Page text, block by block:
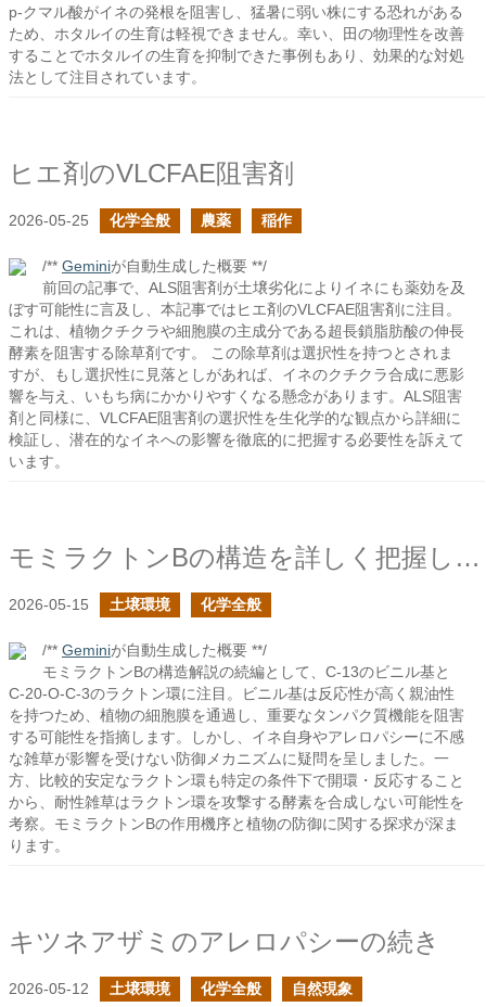
p-クマル酸がイネの発根を阻害し、猛暑に弱い株にする恐れがある
ため、ホタルイの生育は軽視できません。幸い、田の物理性を改善
することでホタルイの生育を抑制できた事例もあり、効果的な対処
法として注目されています。
ヒエ剤のVLCFAE阻害剤
2026-05-25 化学全般 農薬 稲作
/** Geminiが自動生成した概要 **/
前回の記事で、ALS阻害剤が土壌劣化によりイネにも薬効を及
ぼす可能性に言及し、本記事ではヒエ剤のVLCFAE阻害剤に注目。
これは、植物クチクラや細胞膜の主成分である超長鎖脂肪酸の伸長
酵素を阻害する除草剤です。 この除草剤は選択性を持つとされま
すが、もし選択性に見落としがあれば、イネのクチクラ合成に悪影
響を与え、いもち病にかかりやすくなる懸念があります。ALS阻害
剤と同様に、VLCFAE阻害剤の選択性を生化学的な観点から詳細に
検証し、潜在的なイネへの影響を徹底的に把握する必要性を訴えて
います。
モミラクトンBの構造を詳しく把握したいの続き
2026-05-15 土壌環境 化学全般
/** Geminiが自動生成した概要 **/
モミラクトンBの構造解説の続編として、C-13のビニル基と
C-20-O-C-3のラクトン環に注目。ビニル基は反応性が高く親油性
を持つため、植物の細胞膜を通過し、重要なタンパク質機能を阻害
する可能性を指摘します。しかし、イネ自身やアレロパシーに不感
な雑草が影響を受けない防御メカニズムに疑問を呈しました。一
方、比較的安定なラクトン環も特定の条件下で開環・反応すること
から、耐性雑草はラクトン環を攻撃する酵素を合成しない可能性を
考察。モミラクトンBの作用機序と植物の防御に関する探求が深ま
ります。
キツネアザミのアレロパシーの続き
2026-05-12 土壌環境 化学全般 自然現象